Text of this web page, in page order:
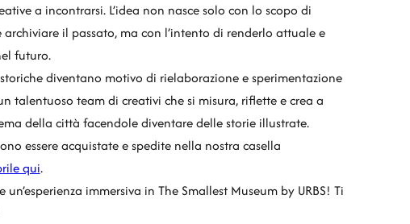
a incontrarsi. L’idea non nasce solo con lo scopo di
archiviare il passato, ma con l’intento di renderlo attuale e
futuro.
diventano motivo di rielaborazione e sperimentazione
talentuoso team di creativi che si misura, riflette e crea a
della città facendole diventare delle storie illustrate.
essere acquistate e spedite nella nostra casella
qui.
un’esperienza immersiva in The Smallest Museum by URBS! Ti